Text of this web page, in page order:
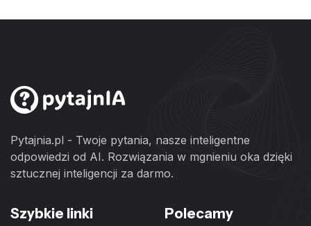
Pytajnia.pl - Twoje pytania, nasze inteligentne
odpowiedzi od AI. Rozwiązania w mgnieniu oka dzięki
sztucznej inteligencji za darmo.
Szybkie linki Polecamy